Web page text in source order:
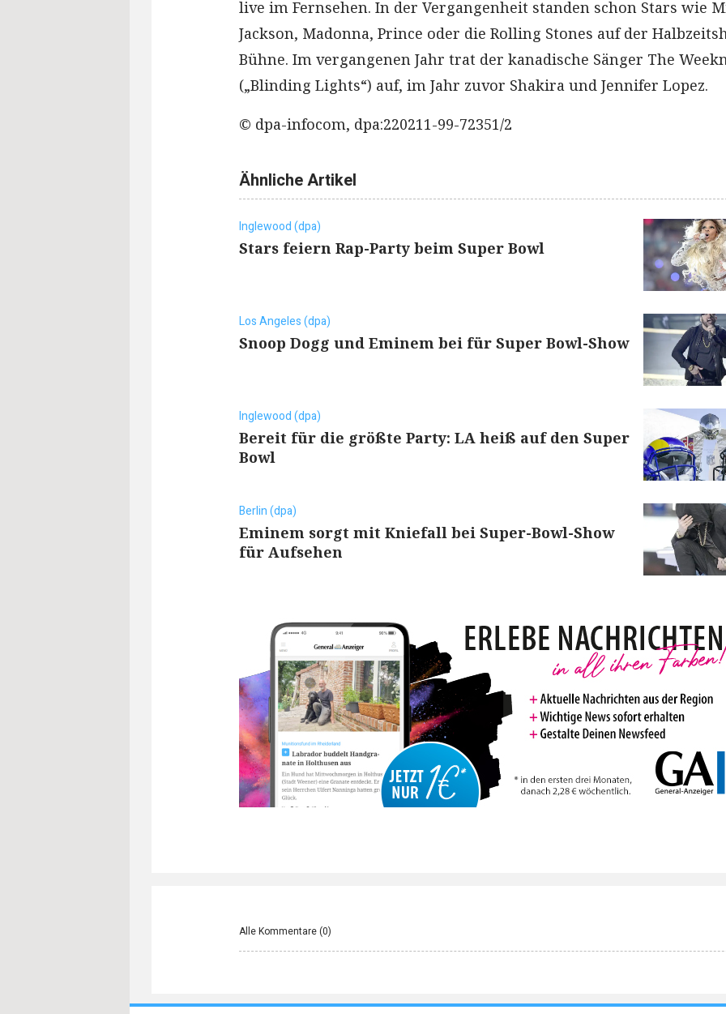
live im Fernsehen. In der Vergangenheit standen schon Stars wie
Jackson, Madonna, Prince oder die Rolling Stones auf der
Bühne. Im vergangenen Jahr trat der kanadische Sänger The
(„Blinding Lights“) auf, im Jahr zuvor Shakira und Jennifer Lopez.
© dpa-infocom, dpa:220211-99-72351/2
Ähnliche Artikel
Inglewood (dpa)
Stars feiern Rap-Party beim Super Bowl
Los Angeles (dpa)
Snoop Dogg und Eminem bei für Super Bowl-Show
Inglewood (dpa)
Bereit für die größte Party: LA heiß auf den Super
Bowl
Berlin (dpa)
Eminem sorgt mit Kniefall bei Super-Bowl-Show
für Aufsehen
Alle Kommentare (0)